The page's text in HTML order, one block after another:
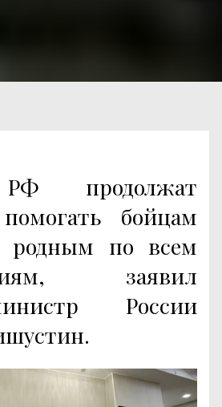
продолжат
бойцам
по всем
заявил
России